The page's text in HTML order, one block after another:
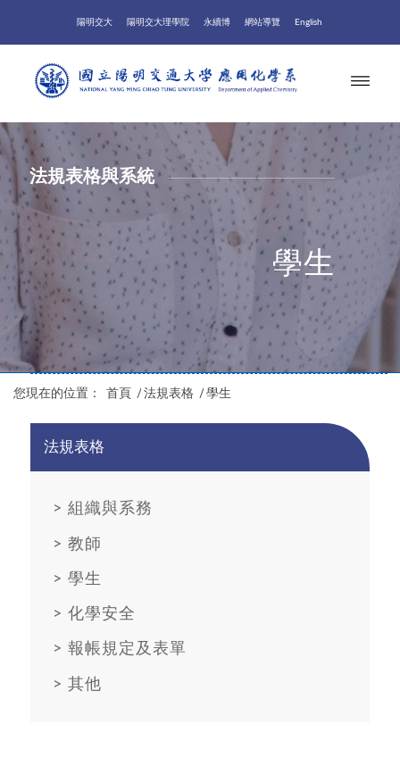
陽明交大 陽明交大理學院 永續博 網站導覽 English
您現在的位置： 首頁 / 法規表格 / 學生
法規表格與系統
學生
法規表格
> 組織與系務
> 教師
> 學生
> 化學安全
> 報帳規定及表單
> 其他